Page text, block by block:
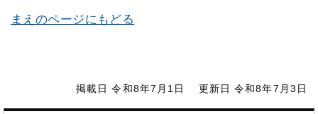
まえのページにもどる
掲載日 令和8年7月1日 更新日 令和8年7月3日